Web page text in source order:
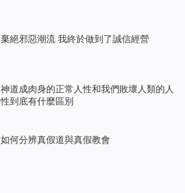
棄絕邪惡潮流 我終於做到了誠信經營
神道成肉身的正常人性和我們敗壞人類的人
性到底有什麼區別
如何分辨真假道與真假教會